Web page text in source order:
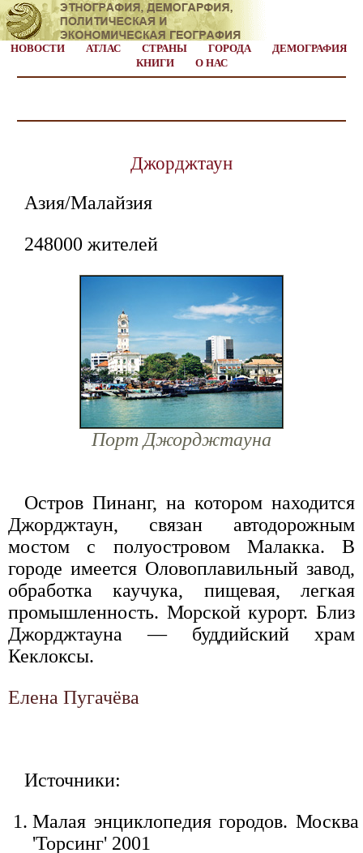
НОВОСТИ АТЛАС СТРАНЫ ГОРОДА
ДЕМОГРАФИЯ
КНИГИ
О НАС
Джорджтаун
Азия/Малайзия
248000 жителей
Порт Джорджтауна
Остров Пинанг, на котором находится
Джорджтаун, связан автодорожным
мостом с полуостровом Малакка. В
городе имеется Оловоплавильный завод,
обработка каучука, пищевая, легкая
промышленность. Морской курорт. Близ
Джорджтауна — буддийский храм
Кеклоксы.
Елена Пугачёва
Источники:
Малая энциклопедия городов. Москва
'Торсинг' 2001